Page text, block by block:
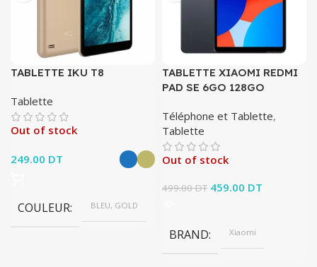
TABLETTE IKU T8
Tablette
Out of stock
249.00 DT
COULEUR BLEU, GOLD
TABLETTE XIAOMI REDMI
PAD SE 6GO 128GO
Téléphone et Tablette,
Tablette
Out of stock
499.00DT Le prix initial était :
459.00 DT
BRAND Xiaomi